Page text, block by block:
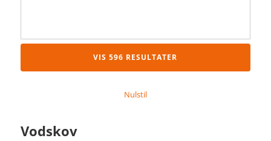
VIS 596 RESULTATER
Nulstil
Vodskov